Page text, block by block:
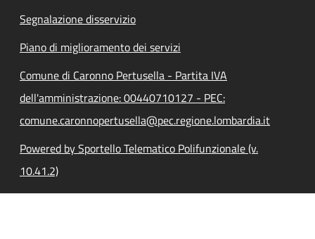
Segnalazione disservizio
Piano di miglioramento dei servizi
Comune di Caronno Pertusella - Partita IVA
dell'amministrazione: 00440710127 - PEC:
comune.caronnopertusella@pec.regione.lombardia.it
Powered by Sportello Telematico Polifunzionale (v.
10.41.2)